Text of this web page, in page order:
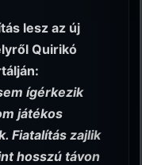
lesz az új
Quirikó
ígérkezik
játékos
Fiatalítás zajlik
hosszú távon